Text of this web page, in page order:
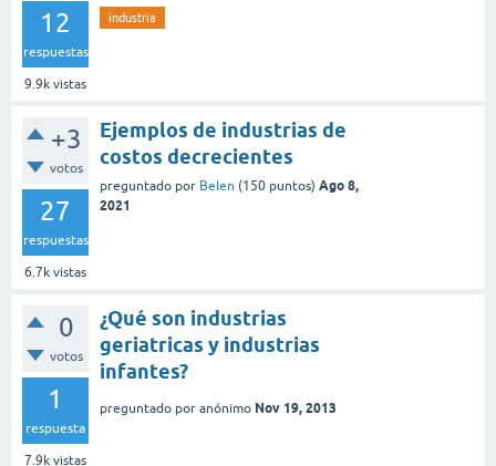
12
respuestas
9.9k vistas
industria
+3
votos
27
respuestas
6.7k vistas
Ejemplos de industrias de
costos decrecientes
preguntado por Belen (150 puntos) Ago 8,
2021
0
votos
1
respuesta
7.9k vistas
¿Qué son industrias
geriatricas y industrias
infantes?
preguntado por anónimo Nov 19, 2013